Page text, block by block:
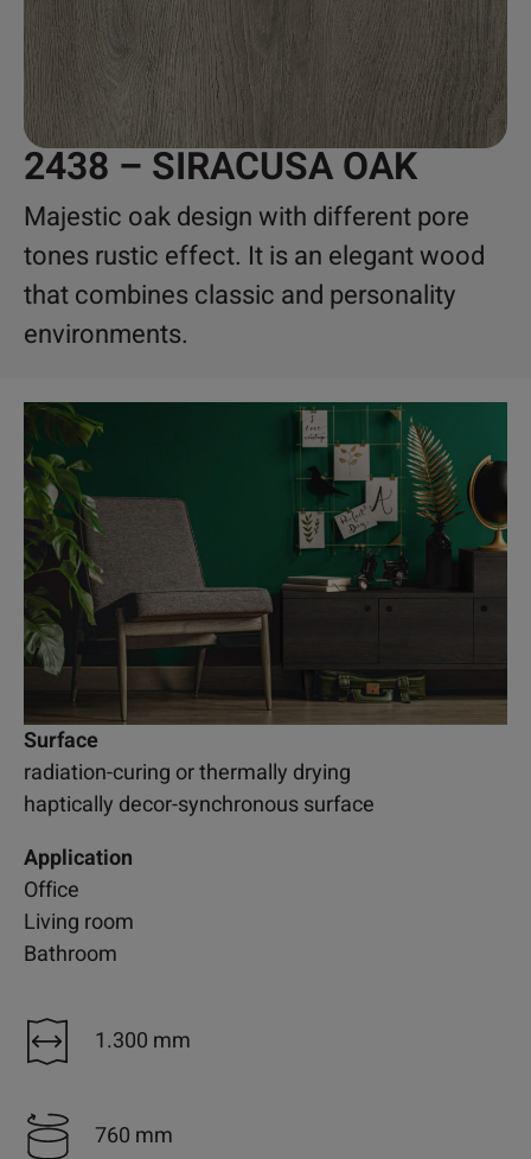
2438 – SIRACUSA OAK
Majestic oak design with different pore
tones rustic effect. It is an elegant wood
that combines classic and personality
environments.
Surface
radiation-curing or thermally drying
haptically decor-synchronous surface
Application
Office
Living room
Bathroom
1.300 mm
760 mm